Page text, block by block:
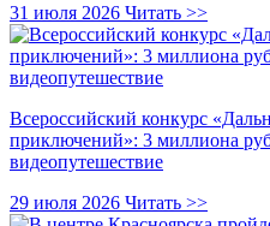
31 июля 2026 Читать >>
Всероссийский конкурс
приключений»: 3 миллиона
видеопутешествие
29 июля 2026 Читать >>